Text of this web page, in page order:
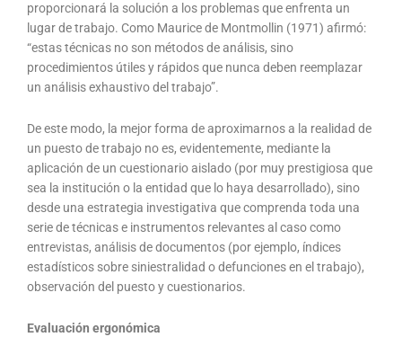
proporcionará la solución a los problemas que enfrenta un
lugar de trabajo. Como Maurice de Montmollin (1971) afirmó:
“estas técnicas no son métodos de análisis, sino
procedimientos útiles y rápidos que nunca deben reemplazar
un análisis exhaustivo del trabajo”.
De este modo, la mejor forma de aproximarnos a la realidad de
un puesto de trabajo no es, evidentemente, mediante la
aplicación de un cuestionario aislado (por muy prestigiosa que
sea la institución o la entidad que lo haya desarrollado), sino
desde una estrategia investigativa que comprenda toda una
serie de técnicas e instrumentos relevantes al caso como
entrevistas, análisis de documentos (por ejemplo, índices
estadísticos sobre siniestralidad o defunciones en el trabajo),
observación del puesto y cuestionarios.
Evaluación ergonómica